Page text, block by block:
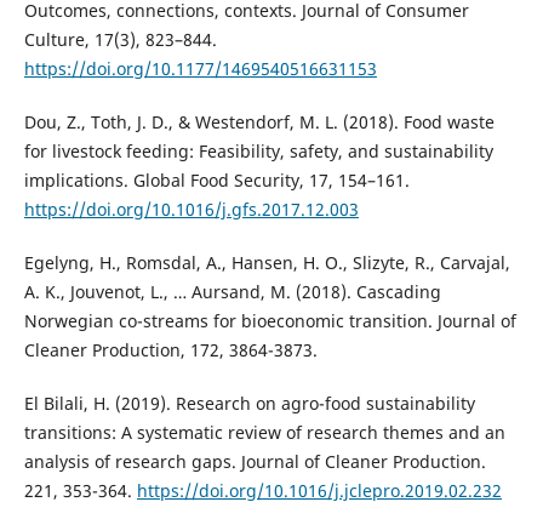
Outcomes, connections, contexts. Journal of Consumer
Culture, 17(3), 823–844.
https://doi.org/10.1177/1469540516631153
Dou, Z., Toth, J. D., & Westendorf, M. L. (2018). Food waste
for livestock feeding: Feasibility, safety, and sustainability
implications. Global Food Security, 17, 154–161.
https://doi.org/10.1016/j.gfs.2017.12.003
Egelyng, H., Romsdal, A., Hansen, H. O., Slizyte, R., Carvajal,
A. K., Jouvenot, L., … Aursand, M. (2018). Cascading
Norwegian co-streams for bioeconomic transition. Journal of
Cleaner Production, 172, 3864-3873.
El Bilali, H. (2019). Research on agro-food sustainability
transitions: A systematic review of research themes and an
analysis of research gaps. Journal of Cleaner Production.
221, 353-364. https://doi.org/10.1016/j.jclepro.2019.02.232